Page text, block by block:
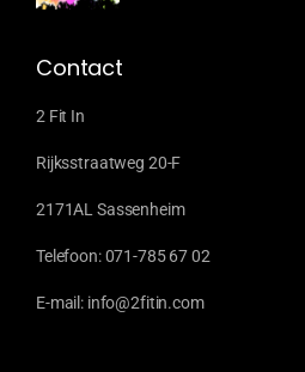
Contact
2 Fit In
Rijksstraatweg 20-F
2171AL Sassenheim
Telefoon: 071-785 67 02
E-mail: info@2fitin.com